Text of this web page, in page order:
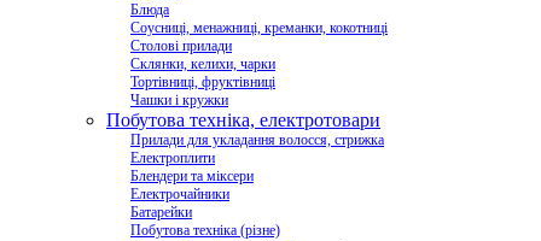
Блюда
Соусниці, менажниці, креманки, кокотниці
Столові прилади
Склянки, келихи, чарки
Тортівниці, фруктівниці
Чашки і кружки
Побутова техніка, електротовари
Прилади для укладання волосся, стрижка
Електроплити
Блендери та міксери
Електрочайники
Батарейки
Побутова техніка (різне)